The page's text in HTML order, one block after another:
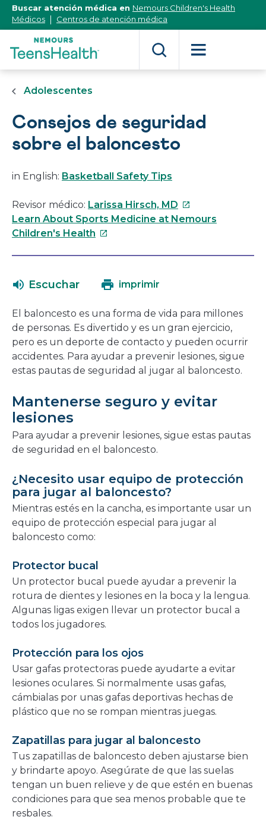
[Skip
Content]
Buscar atención médica en Nemours Children's Health
Médicos
Centros de atención médica
Adolescentes
Consejos de seguridad
sobre el baloncesto
in English: Basketball Safety Tips
Revisor médico: Larissa Hirsch, MD Este
enlace
Learn About Sports Medicine at Nemours
Children's Health Este
en
nueva
ventana
Escuchar imprimir
El baloncesto es una forma de vida para millones
de personas. Es divertido y es un gran ejercicio,
pero es un deporte de contacto y pueden ocurrir
accidentes. Para ayudar a prevenir lesiones, sigue
estas pautas de seguridad al jugar al baloncesto.
Mantenerse seguro y evitar
lesiones
Para ayudar a prevenir lesiones, sigue estas pautas
de seguridad en el baloncesto.
¿Necesito usar equipo de protección
para jugar al baloncesto?
Mientras estés en la cancha, es importante usar un
equipo de protección especial para jugar al
baloncesto como:
Protector bucal
Un protector bucal puede ayudar a prevenir la
rotura de dientes y lesiones en la boca y la lengua.
Algunas ligas exigen llevar un protector bucal a
todos los jugadores.
Protección para los ojos
Usar gafas protectoras puede ayudarte a evitar
lesiones oculares. Si normalmente usas gafas,
cámbialas por unas gafas deportivas hechas de
plástico que no se rompan mientras juegas.
Zapatillas para jugar al baloncesto
Tus zapatillas de baloncesto deben ajustarse bien
y brindarte apoyo. Asegúrate de que las suelas
tengan un buen relieve y de que estén en buenas
condiciones para que sea menos probable que te
resbales.